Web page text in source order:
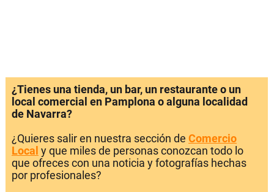
¿Tienes una tienda, un bar, un restaurante o un
local comercial en Pamplona o alguna localidad
de Navarra?
¿Quieres salir en nuestra sección de Comercio
Local y que miles de personas conozcan todo lo
que ofreces con una noticia y fotografías hechas
por profesionales?